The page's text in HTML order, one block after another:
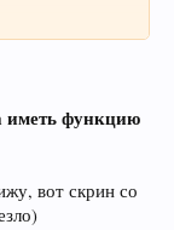
вообще все
иметь функцию
вот скрин со